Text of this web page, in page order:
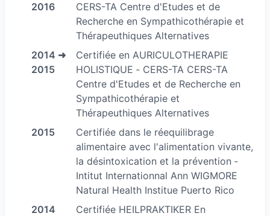
-Assistante et conférencière du CERS-TA présidé
par Daniel BOBIN
Dans l’accompagnement en MIL’THERAPIE,
PHYSIOSCAN, OLIGOSCAN …
-Auteur d’ouvrages et de jeux pédagogiques en
Méta- Médecine Quantique Energétique SHOU-
ZU Conférencière sur les tous les grands salons
internationaux tels que : Mednat , Genève,
Lausanne, Médecine douce, Rentrez ZEN,
Naturalia, …
-Formatrice et animatrice d’ateliers pratiques
articulés sur le concept de jeux de
2016
CERS-TA Centre d'Etudes et de
Recherche en Sympathicothérapie et
Thérapeuthiques Alternatives
2014 ➜
2015
Certifiée en AURICULOTHERAPIE
HOLISTIQUE ‐ CERS-TA CERS-TA
Centre d'Etudes et de Recherche en
Sympathicothérapie et
Thérapeuthiques Alternatives
2015
Certifiée dans le réequilibrage
alimentaire avec l'alimentation vivante,
la désintoxication et la prévention ‐
Intitut Internationnal Ann WIGMORE
Natural Health Institue Puerto Rico
2014
Certifiée HEILPRAKTIKER En